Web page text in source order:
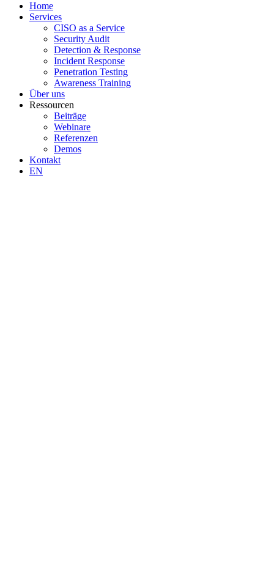
Home
Services
CISO as a Service
Security Audit
Detection & Response
Incident Response
Penetration Testing
Awareness Training
Über uns
Ressourcen
Beiträge
Webinare
Referenzen
Demos
Kontakt
EN